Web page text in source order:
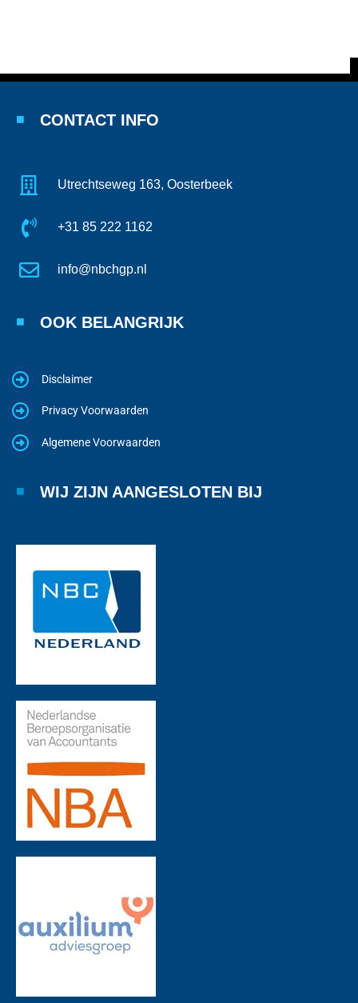
CONTACT INFO
Utrechtseweg 163, Oosterbeek
+31 85 222 1162
info@nbchgp.nl
OOK BELANGRIJK
Disclaimer
Privacy Voorwaarden
Algemene Voorwaarden
WIJ ZIJN AANGESLOTEN BIJ